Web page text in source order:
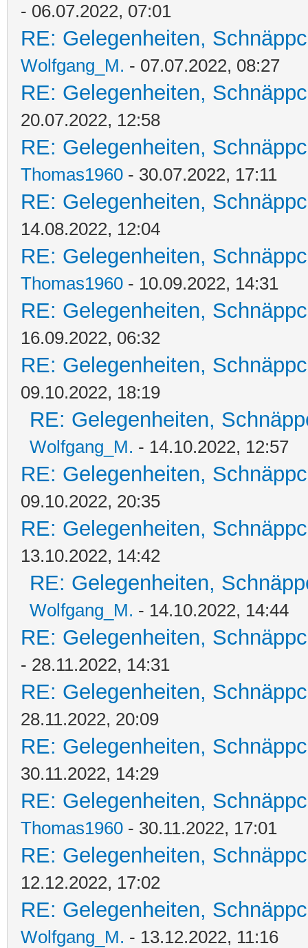
- 06.07.2022, 07:01
RE: Gelegenheiten,
Wolfgang_M. - 07.07.2022, 08:27
RE: Gelegenheiten,
20.07.2022, 12:58
RE: Gelegenheiten,
Thomas1960 - 30.07.2022, 17:11
RE: Gelegenheiten,
14.08.2022, 12:04
RE: Gelegenheiten,
Thomas1960 - 10.09.2022, 14:31
RE: Gelegenheiten,
16.09.2022, 06:32
RE: Gelegenheiten,
09.10.2022, 18:19
RE: Gelegenheiten,
Wolfgang_M. - 14.10.2022, 12:57
RE: Gelegenheiten,
09.10.2022, 20:35
RE: Gelegenheiten,
13.10.2022, 14:42
RE: Gelegenheiten,
Wolfgang_M. - 14.10.2022, 14:44
RE: Gelegenheiten,
- 28.11.2022, 14:31
RE: Gelegenheiten,
28.11.2022, 20:09
RE: Gelegenheiten,
30.11.2022, 14:29
RE: Gelegenheiten,
Thomas1960 - 30.11.2022, 17:01
RE: Gelegenheiten,
12.12.2022, 17:02
RE: Gelegenheiten,
Wolfgang_M. - 13.12.2022, 11:16